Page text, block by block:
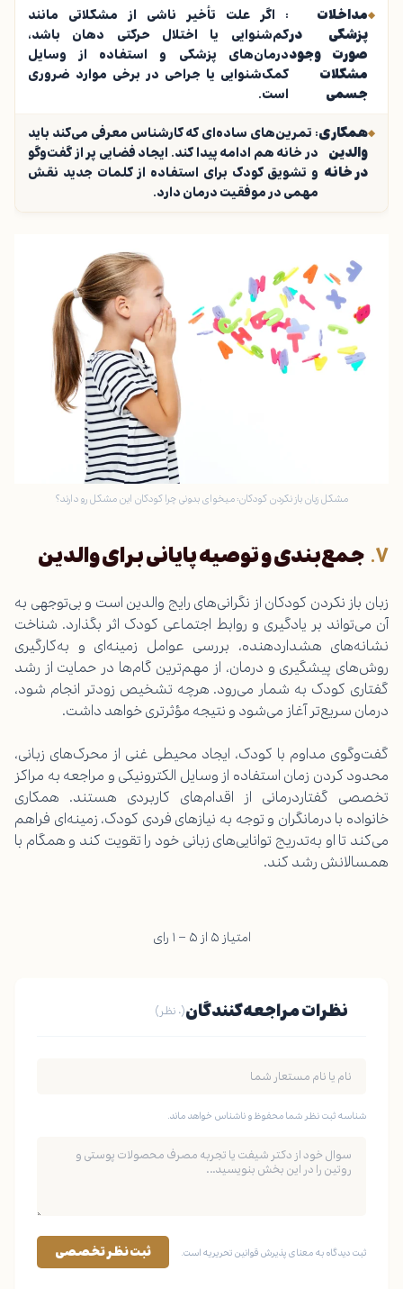
مداخلات
پزشکی در
صورت وجود
مشکلات
جسمی
: اگر علت تأخیر ناشی از مشکلاتی مانند
کم‌شنوایی یا اختلال حرکتی دهان باشد،
درمان‌های پزشکی و استفاده از وسایل
کمک‌شنوایی یا جراحی در برخی موارد ضروری
است.
همکاری
والدین
در خانه
: تمرین‌های ساده‌ای که کارشناس معرفی می‌کند باید
در خانه هم ادامه پیدا کند. ایجاد فضایی پر از گفت‌وگو
و تشویق کودک برای استفاده از کلمات جدید نقش
مهمی در موفقیت درمان دارد.
مشکل زبان باز نکردن کودکان: میخوای بدونی چرا کودکان این مشکل رو دارند؟
جمع‌بندی و توصیه پایانی برای والدین
زبان باز نکردن کودکان از نگرانی‌های رایج والدین است و بی‌توجهی به
آن می‌تواند بر یادگیری و روابط اجتماعی کودک اثر بگذارد. شناخت
نشانه‌های هشداردهنده، بررسی عوامل زمینه‌ای و به‌کارگیری
روش‌های پیشگیری و درمان، از مهم‌ترین گام‌ها در حمایت از رشد
گفتاری کودک به شمار می‌رود. هرچه تشخیص زودتر انجام شود،
درمان سریع‌تر آغاز می‌شود و نتیجه مؤثرتری خواهد داشت.
گفت‌وگوی مداوم با کودک، ایجاد محیطی غنی از محرک‌های زبانی،
محدود کردن زمان استفاده از وسایل الکترونیکی و مراجعه به مراکز
تخصصی گفتاردرمانی از اقدام‌های کاربردی هستند. همکاری
خانواده با درمانگران و توجه به نیازهای فردی کودک، زمینه‌ای فراهم
می‌کند تا او به‌تدریج توانایی‌های زبانی خود را تقویت کند و همگام با
همسالانش رشد کند.
امتیاز ۵ از ۵ – ۱ رای
نظرات مراجعه‌کنندگان(۰ نظر)
شناسه ثبت نظر شما محفوظ و ناشناس خواهد ماند.
ثبت دیدگاه به معنای پذیرش قوانین تحریریه است. ثبت نظر تخصصی